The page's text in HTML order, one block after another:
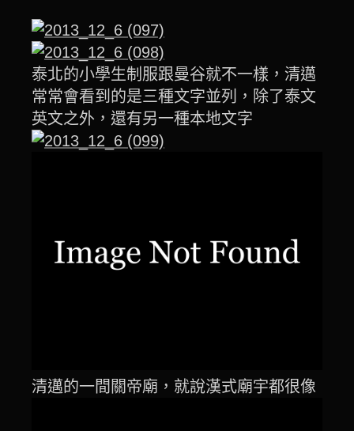
泰北的小學生制服跟曼谷就不一樣，清邁
常常會看到的是三種文字並列，除了泰文
英文之外，還有另一種本地文字
清邁的一間關帝廟，就說漢式廟宇都很像